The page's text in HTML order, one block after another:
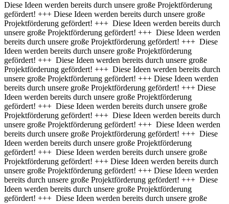
Diese Ideen werden bereits durch unsere große Projektförderung
gefördert! +++ Diese Ideen werden bereits durch unsere große
Projektförderung gefördert! +++ Diese Ideen werden bereits durch
unsere große Projektförderung gefördert! +++ Diese Ideen werden
bereits durch unsere große Projektförderung gefördert! +++ Diese
Ideen werden bereits durch unsere große Projektförderung
gefördert! +++ Diese Ideen werden bereits durch unsere große
Projektförderung gefördert! +++ Diese Ideen werden bereits durch
unsere große Projektförderung gefördert! +++ Diese Ideen werden
bereits durch unsere große Projektförderung gefördert! +++ Diese
Ideen werden bereits durch unsere große Projektförderung
gefördert! +++ Diese Ideen werden bereits durch unsere große
Projektförderung gefördert! +++ Diese Ideen werden bereits durch
unsere große Projektförderung gefördert! +++ Diese Ideen werden
bereits durch unsere große Projektförderung gefördert! +++ Diese
Ideen werden bereits durch unsere große Projektförderung
gefördert! +++ Diese Ideen werden bereits durch unsere große
Projektförderung gefördert! +++ Diese Ideen werden bereits durch
unsere große Projektförderung gefördert! +++ Diese Ideen werden
bereits durch unsere große Projektförderung gefördert! +++ Diese
Ideen werden bereits durch unsere große Projektförderung
gefördert! +++ Diese Ideen werden bereits durch unsere große